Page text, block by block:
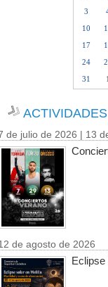
3
10
17
24
31
1
ACTIVIDADES
de julio de 2026 | 13
de agosto de 2026
Eclipse